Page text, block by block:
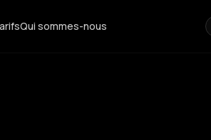
Qui sommes-nous